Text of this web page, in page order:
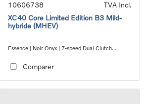
rechargeables
10606738
TVA Incl.
XC40 Core Limited Edition B3 Mild-
hybride (MHEV)
Essence | Noir Onyx | 7-speed Dual Clutch
Comparer